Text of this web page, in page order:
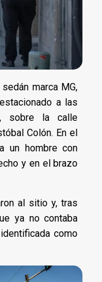
marca MG,
a las
sobre la calle
Colón. En el
un hombre con
y en el brazo
al sitio y, tras
ya no contaba
como